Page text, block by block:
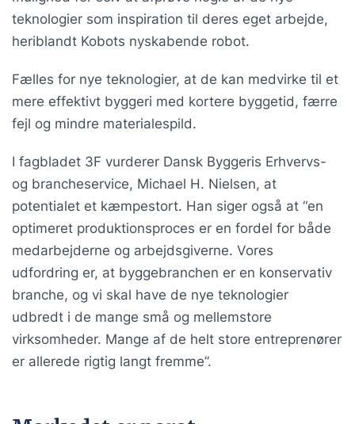
teknologier som inspiration til deres eget arbejde,
heriblandt Kobots nyskabende robot.
Fælles for nye teknologier, at de kan medvirke til et
mere effektivt byggeri med kortere byggetid, færre
fejl og mindre materialespild.
I fagbladet 3F vurderer Dansk Byggeris Erhvervs-
og brancheservice, Michael H. Nielsen, at
potentialet et kæmpestort. Han siger også at “en
optimeret produktionsproces er en fordel for både
medarbejderne og arbejdsgiverne. Vores
udfordring er, at byggebranchen er en konservativ
branche, og vi skal have de nye teknologier
udbredt i de mange små og mellemstore
virksomheder. Mange af de helt store entreprenører
er allerede rigtig langt fremme”.